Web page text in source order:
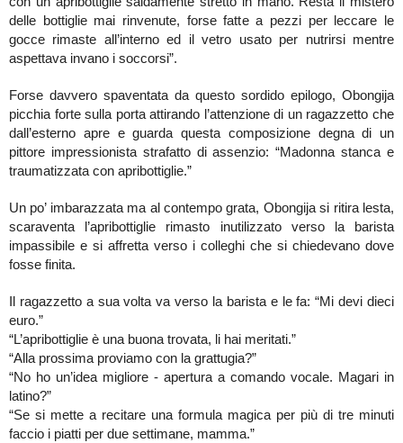
delle bottiglie mai rinvenute, forse fatte a pezzi per leccare le
gocce rimaste all’interno ed il vetro usato per nutrirsi mentre
aspettava invano i soccorsi”.
Forse davvero spaventata da questo sordido epilogo, Obongija
picchia forte sulla porta attirando l’attenzione di un ragazzetto che
dall’esterno apre e guarda questa composizione degna di un
pittore impressionista strafatto di assenzio: “Madonna stanca e
traumatizzata con apribottiglie.”
Un po’ imbarazzata ma al contempo grata, Obongija si ritira lesta,
scaraventa l’apribottiglie rimasto inutilizzato verso la barista
impassibile e si affretta verso i colleghi che si chiedevano dove
fosse finita.
Il ragazzetto a sua volta va verso la barista e le fa: “Mi devi dieci
euro.”
“L’apribottiglie è una buona trovata, li hai meritati.”
“Alla prossima proviamo con la grattugia?”
“No ho un’idea migliore - apertura a comando vocale. Magari in
latino?”
“Se si mette a recitare una formula magica per più di tre minuti
faccio i piatti per due settimane, mamma.”